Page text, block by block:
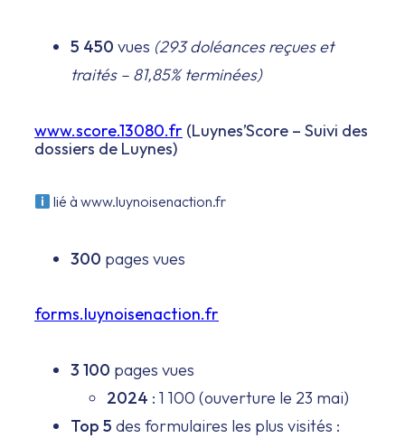
5 450 vues (293 doléances reçues et
traités – 81,85% terminées)
www.score.13080.fr (Luynes’Score – Suivi des
dossiers de Luynes)
lié à www.luynoisenaction.fr
300 pages vues
forms.luynoisenaction.fr
3 100 pages vues
2024 : 1 100 (ouverture le 23 mai)
Top 5 des formulaires les plus visités :